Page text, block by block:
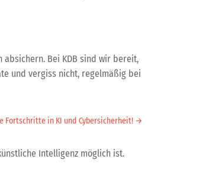
Bei KDB sind wir bereit,
und vergiss nicht, regelmäßig bei
Fortschritte in KI und Cybersicherheit!→
Intelligenz möglich ist.